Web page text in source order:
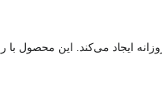
ایجاد می‌کند. این محصول با